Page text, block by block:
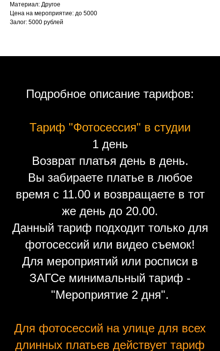
Материал: Другое
Цена на мероприятие: до 5000
Залог: 5000 рублей
Подробное описание тарифов:
Тариф "Фотосессия" в студии
1 день
Возврат платья день в день.
Вы забираете платье в любое
время с 11.00 и возвращаете в тот
же день до 20.00.
Данный тариф подходит только для
фотосессий или видео съемок!
Для мероприятий или росписи в
ЗАГСе минимальный тариф -
"Мероприятие 2 дня".
Для фотосессий на улице для всех
длинных платьев действует тариф